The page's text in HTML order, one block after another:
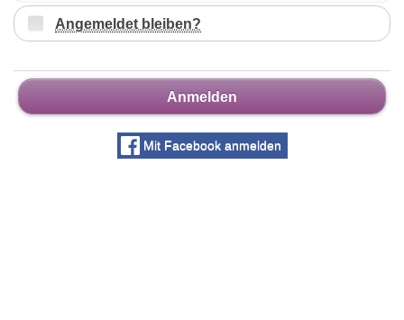
Angemeldet bleiben?
Anmelden
Mit Facebook anmelden